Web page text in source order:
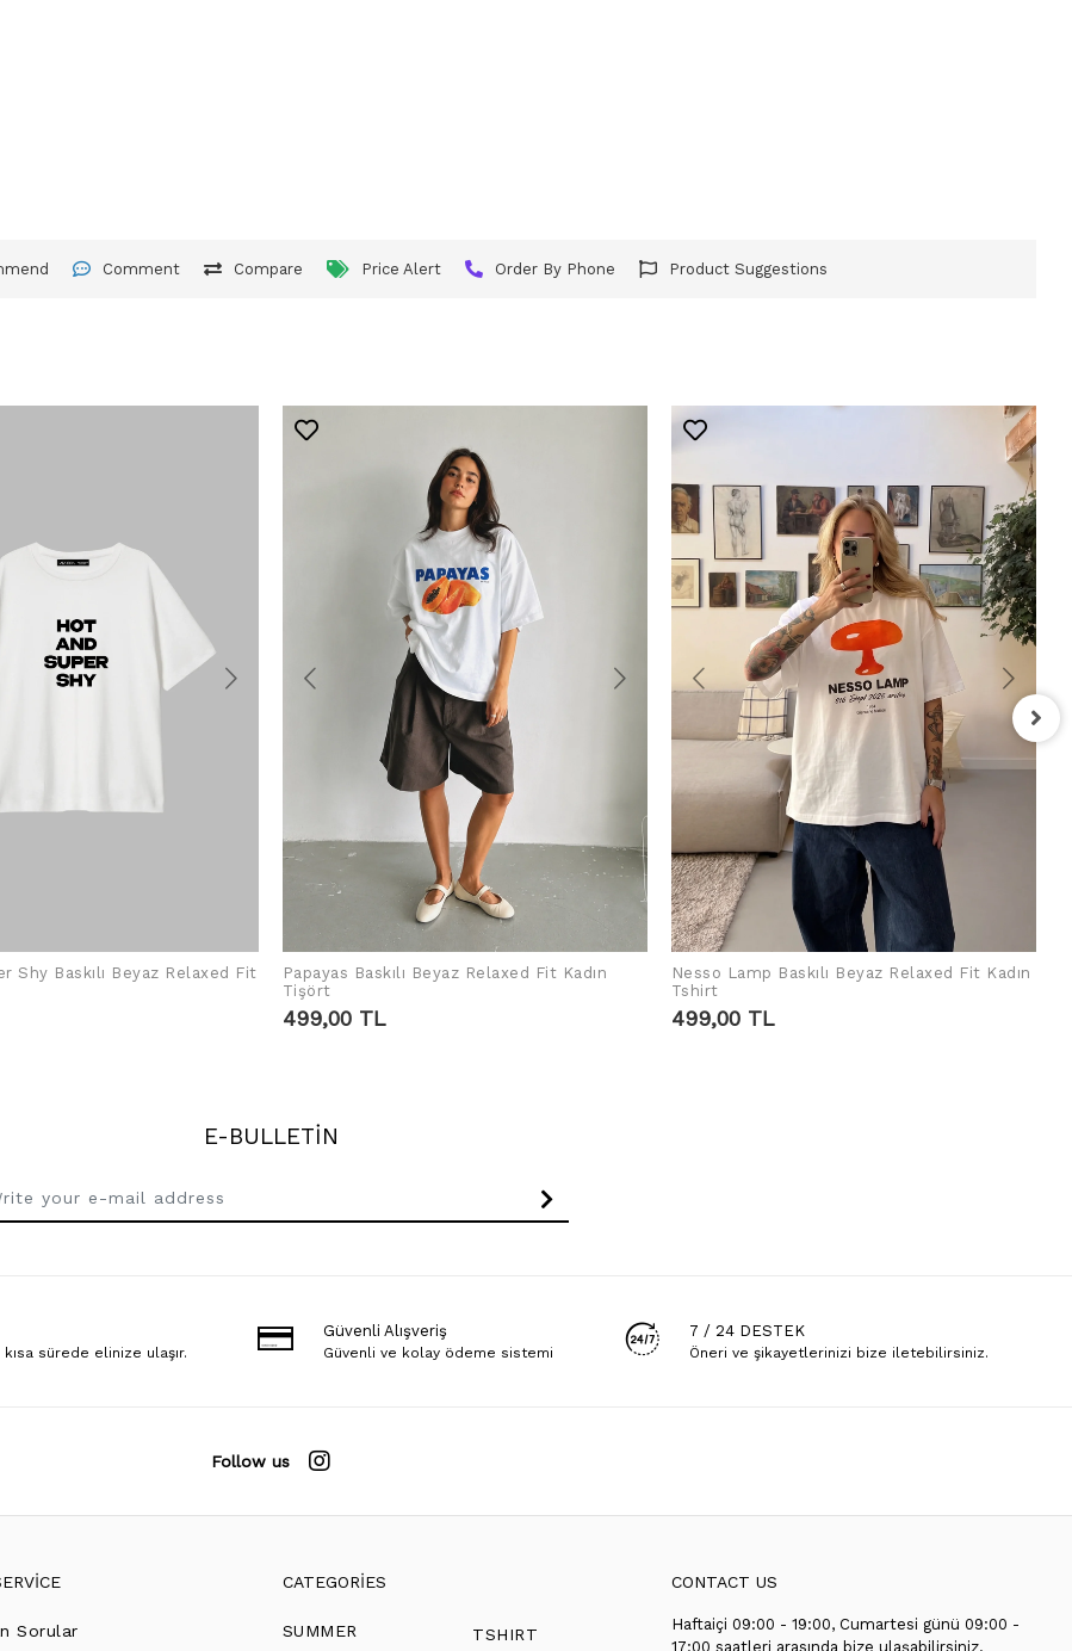
Comment Compare Price Alert Order By Phone Product Suggestions
ADD TO CART
Shy Baskılı Beyaz Relaxed Fit
ADD TO CART
Papayas Baskılı Beyaz Relaxed Fit Kadın
Tişört
499,00 TL
ADD TO CART
Nesso Lamp Baskılı Beyaz Relaxed Fit Kadın
Tshirt
499,00 TL
E-BULLETİN
sürede elinize ulaşır.
Güvenli Alışveriş
Güvenli ve kolay ödeme sistemi
7 / 24 DESTEK
Öneri ve şikayetlerinizi bize iletebilirsiniz.
Follow us
Sorular
CATEGORİES
SUMMER TSHIRT
CONTACT US
Haftaiçi 09:00 - 19:00, Cumartesi günü 09:00 -
17:00 saatleri arasında bize ulaşabilirsiniz.